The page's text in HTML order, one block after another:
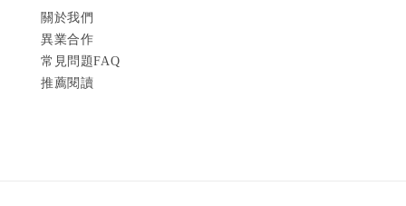
關於我們
異業合作
常見問題FAQ
推薦閱讀